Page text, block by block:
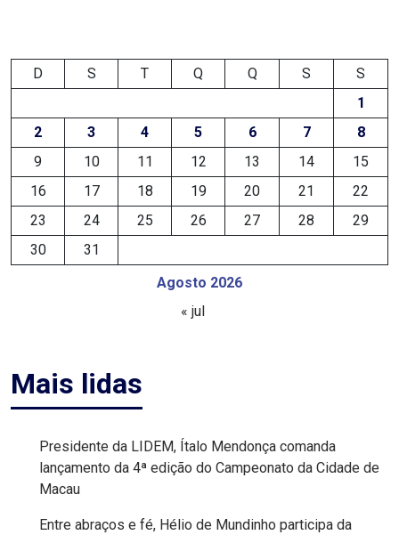
FESTA
CRIANÇAS
FESTA
DO
SAL
FOLIA
FUTEBOL
FUTSAL
Agosto 2026
D S T Q Q S
S
1
2
3 4 5 6 7
8
9
10 11 12 13 14
15
16
17 18 19 20 21
22
23
24 25 26 27 28
29
30
31
« jul
Mais lidas
Presidente da LIDEM, Ítalo Mendonça comanda
lançamento da 4ª edição do Campeonato da Cidade de
Macau
Entre abraços e fé, Hélio de Mundinho participa da